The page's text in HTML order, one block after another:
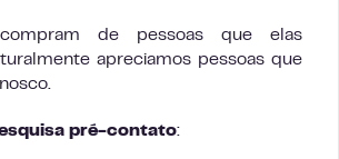
de pessoas que elas
apreciamos pessoas que
pré-contato: